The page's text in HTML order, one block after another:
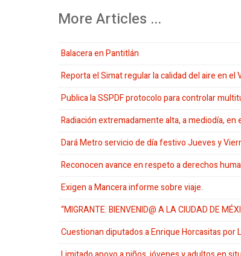
More Articles ...
Balacera en Pantitlán
Reporta el Simat regular la calidad del aire en el
Publica la SSPDF protocolo para controlar
Radiación extremadamente alta, a mediodía, en
Dará Metro servicio de día festivo Jueves y
Reconocen avance en respeto a derechos
Exigen a Mancera informe sobre viaje.
“MIGRANTE: BIENVENID@ A LA CIUDAD DE
Cuestionan diputados a Enrique Horcasitas por